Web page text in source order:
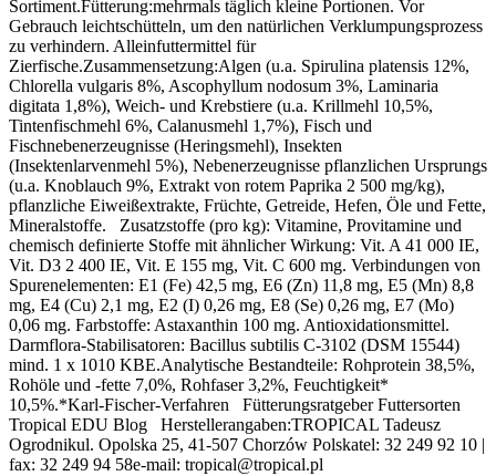
Sortiment.Fütterung:mehrmals täglich kleine Portionen. Vor
Gebrauch leichtschütteln, um den natürlichen Verklumpungsprozess
zu verhindern. Alleinfuttermittel für
Zierfische.Zusammensetzung:Algen (u.a. Spirulina platensis 12%,
Chlorella vulgaris 8%, Ascophyllum nodosum 3%, Laminaria
digitata 1,8%), Weich- und Krebstiere (u.a. Krillmehl 10,5%,
Tintenfischmehl 6%, Calanusmehl 1,7%), Fisch und
Fischnebenerzeugnisse (Heringsmehl), Insekten
(Insektenlarvenmehl 5%), Nebenerzeugnisse pflanzlichen Ursprungs
(u.a. Knoblauch 9%, Extrakt von rotem Paprika 2 500 mg/kg),
pflanzliche Eiweißextrakte, Früchte, Getreide, Hefen, Öle und Fette,
Mineralstoffe. Zusatzstoffe (pro kg): Vitamine, Provitamine und
chemisch definierte Stoffe mit ähnlicher Wirkung: Vit. A 41 000 IE,
Vit. D3 2 400 IE, Vit. E 155 mg, Vit. C 600 mg. Verbindungen von
Spurenelementen: E1 (Fe) 42,5 mg, E6 (Zn) 11,8 mg, E5 (Mn) 8,8
mg, E4 (Cu) 2,1 mg, E2 (I) 0,26 mg, E8 (Se) 0,26 mg, E7 (Mo)
0,06 mg. Farbstoffe: Astaxanthin 100 mg. Antioxidationsmittel.
Darmflora-Stabilisatoren: Bacillus subtilis C-3102 (DSM 15544)
mind. 1 x 1010 KBE.Analytische Bestandteile: Rohprotein 38,5%,
Rohöle und -fette 7,0%, Rohfaser 3,2%, Feuchtigkeit*
10,5%.*Karl-Fischer-Verfahren Fütterungsratgeber Futtersorten
Tropical EDU Blog Herstellerangaben:TROPICAL Tadeusz
Ogrodnikul. Opolska 25, 41-507 Chorzów Polskatel: 32 249 92 10 |
fax: 32 249 94 58e-mail: tropical@tropical.pl